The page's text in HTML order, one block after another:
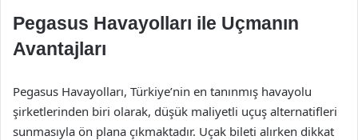
Pegasus Havayolları ile Uçmanın
Avantajları
Pegasus Havayolları, Türkiye’nin en tanınmış havayolu
şirketlerinden biri olarak, düşük maliyetli uçuş alternatifleri
sunmasıyla ön plana çıkmaktadır. Uçak bileti alırken dikkat